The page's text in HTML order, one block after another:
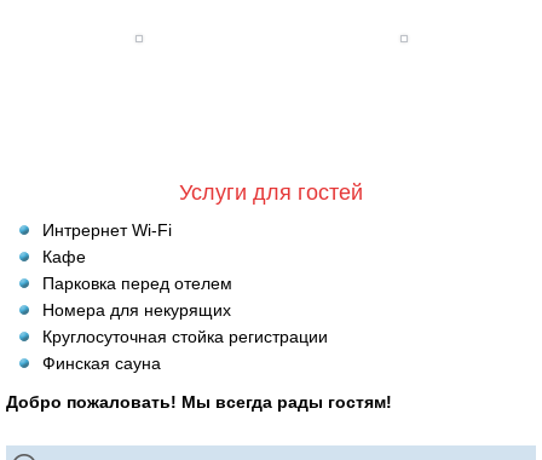
Услуги для гостей
Интрернет Wi-Fi
Кафе
Парковка перед отелем
Номера для некурящих
Круглосуточная стойка регистрации
Финская сауна
Добро пожаловать! Мы всегда рады гостям!